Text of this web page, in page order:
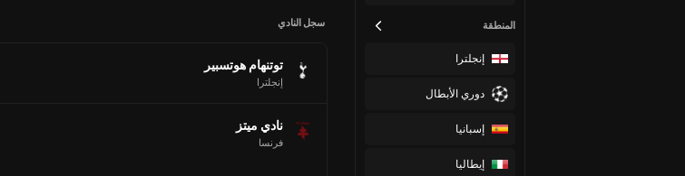
المنطقة
إنجلترا
دوري الأبطال
إسبانيا
إيطاليا
سجل النادي
توتنهام هوتسبير
إنجلترا
نادي ميتز
فرنسا